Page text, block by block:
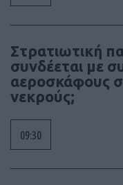
Στρατιωτική
συνδέεται με
αεροσκάφους
νεκρούς;
09:30